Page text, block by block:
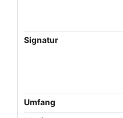
Signatur
Umfang